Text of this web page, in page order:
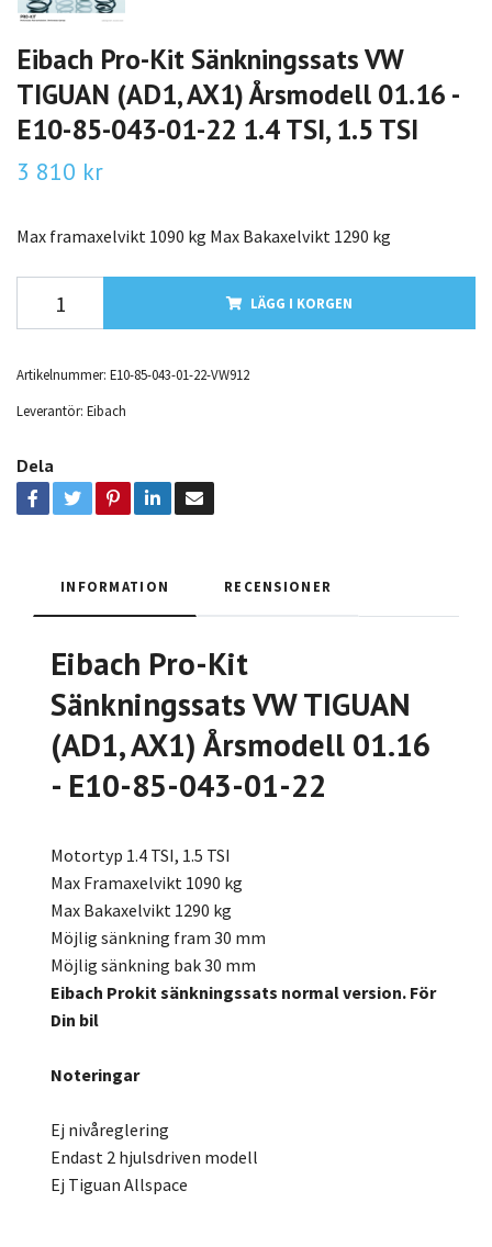
Eibach Pro-Kit Sänkningssats VW
TIGUAN (AD1, AX1) Årsmodell 01.16 -
E10-85-043-01-22 1.4 TSI, 1.5 TSI
3 810 kr
Max framaxelvikt 1090 kg Max Bakaxelvikt 1290 kg
LÄGG I KORGEN
Artikelnummer: E10-85-043-01-22-VW912
Leverantör: Eibach
Dela
INFORMATION RECENSIONER
Eibach Pro-Kit
Sänkningssats VW TIGUAN
(AD1, AX1) Årsmodell 01.16
- E10-85-043-01-22
Motortyp 1.4 TSI, 1.5 TSI
Max Framaxelvikt 1090 kg
Max Bakaxelvikt 1290 kg
Möjlig sänkning fram 30 mm
Möjlig sänkning bak 30 mm
Eibach Prokit sänkningssats normal version. För
Din bil
Noteringar
Ej nivåreglering
Endast 2 hjulsdriven modell
Ej Tiguan Allspace